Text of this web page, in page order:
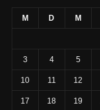
M D M
3 4 5
10 11 12
17 18 19